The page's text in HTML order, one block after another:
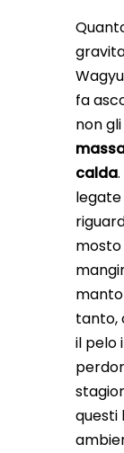
fa
non
calda
mosto
tanto,
il pelo
questi